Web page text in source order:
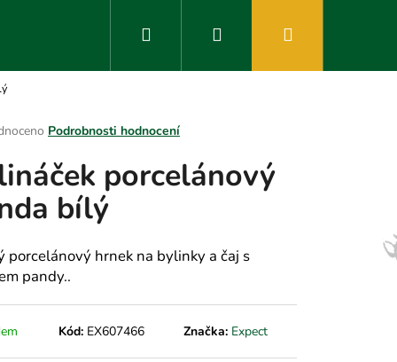
Hledat Přihlášení
Podrobnosti hodnocení
porcelánový
bílý
porcelánový hrnek na bylinky a čaj s
pandy..
Kód: EX607466 Značka: Expect